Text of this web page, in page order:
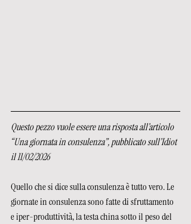
Questo pezzo vuole essere una risposta all’articolo
“Una giornata in consulenza”, pubblicato sull’Idiot
il 11/02/2026
Quello che si dice sulla consulenza è tutto vero. Le
giornate in consulenza sono fatte di sfruttamento
e iper-produttività, la testa china sotto il peso del